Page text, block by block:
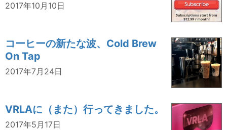
2017年10月10日
コーヒーの新たな波、Cold Brew
On Tap
2017年7月24日
VRLAに（また）行ってきました。
2017年5月17日